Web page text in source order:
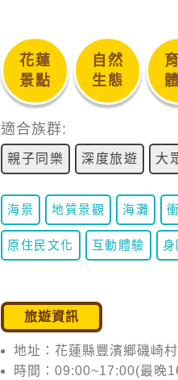
花蓮
景點
自然
生態
適合族群:
親子同樂 深度旅遊 大
海景 地質景觀 海灘
原住民文化 互動體驗 身
旅遊資訊
地址：花蓮縣豐濱鄉磯崎
時間：09:00~17:00(最晚